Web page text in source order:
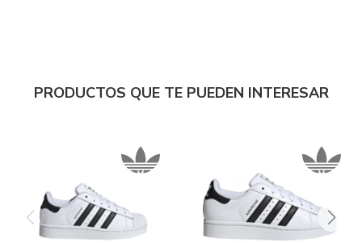
PRODUCTOS QUE TE PUEDEN INTERESAR